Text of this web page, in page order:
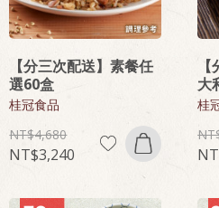
【分三次配送】素餐任
選60盒
桂冠食品
4,680
3,240
大
桂